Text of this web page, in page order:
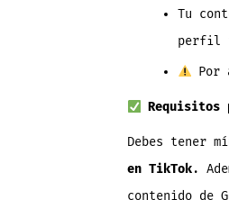
Tu
perfil
Por
Requisitos
Debes tener
en TikTok.
contenido de